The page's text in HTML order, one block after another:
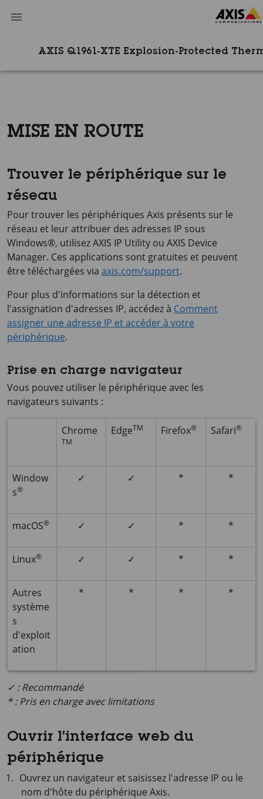
AXIS Q1961-XTE Explosion-Protected
MISE EN ROUTE
Trouver le périphérique sur le
réseau
Pour trouver les périphériques Axis présents sur le
réseau et leur attribuer des adresses IP sous
Windows®, utilisezAXIS IP Utility ou AXIS Device
Manager. Ces applications sont gratuites et peuvent
être téléchargées via axis.com/support.
Pour plus d'informations sur la détection et
l'assignation d'adresses IP, accédez à Comment
assigner une adresse IP et accéder à votre
périphérique.
Prise en charge navigateur
Vous pouvez utiliser le périphérique avec les
navigateurs suivants :
Chrome
TM
EdgeTM Firefox® Safari®
Window
s®
✓ ✓ * *
macOS® ✓ ✓ * *
Linux® ✓ ✓ * *
Autres
système
s
d'exploit
ation
* * * *
✓ : Recommandé
* : Pris en charge avec limitations
Ouvrir l'interface web du
périphérique
Ouvrez un navigateur et saisissez l'adresse IP ou le
nom d'hôte du périphérique Axis.